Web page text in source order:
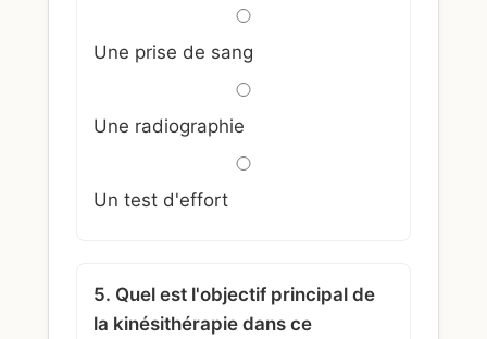
Une prise de sang
Une radiographie
Un test d'effort
5. Quel est l'objectif principal de
la kinésithérapie dans ce